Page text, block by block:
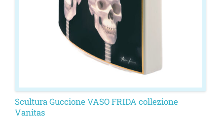
Scultura Guccione VASO FRIDA collezione
Vanitas